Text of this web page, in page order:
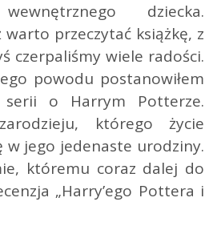
dziecka.
przeczytać książkę, z
czerpaliśmy wiele radości.
powodu postanowiłem
o Harrym Potterze.
którego życie
w jego jedenaste urodziny.
któremu coraz dalej do
„Harry’ego Pottera i